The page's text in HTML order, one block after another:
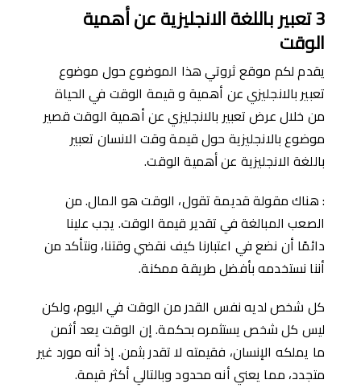
3تعبير باللغة الانجليزيةعنﺃهمية
الوقت
يقدم لكم موقع ثروتي هذا الموضوع حول موضوع
تعبير بالانجليزي عن أهمية و قيمة الوقت في الحياة
من خلال عرض تعبير بالانجليزي عن أهمية الوقت قصير
موضوع بالانجليزية حول قيمة وقت الانسان تعبير
باللغة الانجليزية عن ﺃهمية الوقت.
: هناك مقولة قديمة تقول، الوقت هو المال. من
الصعب المبالغة في تقدير قيمة الوقت. يجب علينا
دائمًا أن نضع في اعتبارنا كيف نقضي وقتنا، ونتأكد من
أننا نستخدمه بأفضل طريقة ممكنة.
كل شخص لديه نفس القدر من الوقت في اليوم، ولكن
ليس كل شخص يستثمره بحكمة. إن الوقت يعد أثمن
ما يملكه الإنسان، فقيمته لا تقدر بثمن. إذ أنه مورد غير
متجدد، مما يعني أنه محدود وبالتالي أكثر قيمة.